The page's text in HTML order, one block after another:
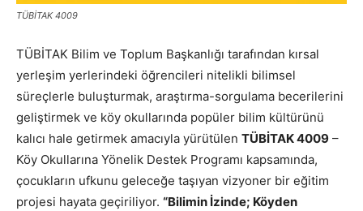
TÜBİTAK 4009
TÜBİTAK Bilim ve Toplum Başkanlığı tarafından kırsal
yerleşim yerlerindeki öğrencileri nitelikli bilimsel
süreçlerle buluşturmak, araştırma-sorgulama becerilerini
geliştirmek ve köy okullarında popüler bilim kültürünü
kalıcı hale getirmek amacıyla yürütülen TÜBİTAK 4009 –
Köy Okullarına Yönelik Destek Programı kapsamında,
çocukların ufkunu geleceğe taşıyan vizyoner bir eğitim
projesi hayata geçiriliyor. “Bilimin İzinde; Köyden